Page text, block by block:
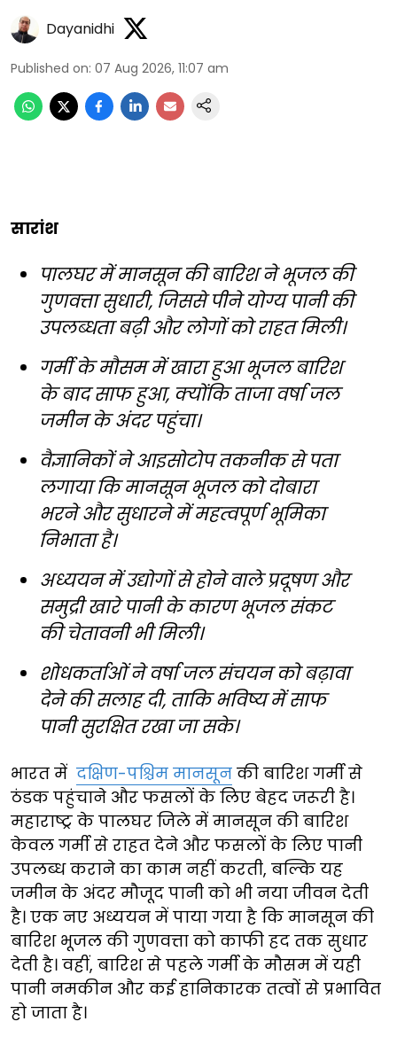
Dayanidhi
Published on: 07 Aug 2026, 11:07 am
सारांश
पालघर में मानसून की बारिश ने भूजल की
गुणवत्ता सुधारी, जिससे पीने योग्य पानी की
उपलब्धता बढ़ी और लोगों को राहत मिली।
गर्मी के मौसम में खारा हुआ भूजल बारिश
के बाद साफ हुआ, क्योंकि ताजा वर्षा जल
जमीन के अंदर पहुंचा।
वैज्ञानिकों ने आइसोटोप तकनीक से पता
लगाया कि मानसून भूजल को दोबारा
भरने और सुधारने में महत्वपूर्ण भूमिका
निभाता है।
अध्ययन में उद्योगों से होने वाले प्रदूषण और
समुद्री खारे पानी के कारण भूजल संकट
की चेतावनी भी मिली।
शोधकर्ताओं ने वर्षा जल संचयन को बढ़ावा
देने की सलाह दी, ताकि भविष्य में साफ
पानी सुरक्षित रखा जा सके।
भारत में दक्षिण-पश्चिम मानसून की बारिश गर्मी से
ठंडक पहुंचाने और फसलों के लिए बेहद जरूरी है।
महाराष्ट्र के पालघर जिले में मानसून की बारिश
केवल गर्मी से राहत देने और फसलों के लिए पानी
उपलब्ध कराने का काम नहीं करती, बल्कि यह
जमीन के अंदर मौजूद पानी को भी नया जीवन देती
है। एक नए अध्ययन में पाया गया है कि मानसून की
बारिश भूजल की गुणवत्ता को काफी हद तक सुधार
देती है। वहीं, बारिश से पहले गर्मी के मौसम में यही
पानी नमकीन और कई हानिकारक तत्वों से प्रभावित
हो जाता है।